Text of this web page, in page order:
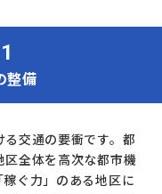
整備
交通の要衝です。都
区全体を高次な都市機
ぐ力」のある地区に